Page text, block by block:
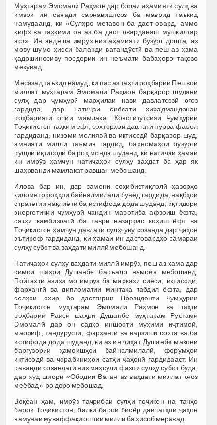
Муҳтарам Эмомалӣ Раҳмон дар бораи аҳамияти сулҳ ва
имзои ин санади сарнавиштсоз ба маврид таъкид
намудаанд, ки «Сулҳро метавон ба даст овард, аммо
ҳифз ва таҳкими он аз ба даст оварданаш мушкилтар
аст». Ин андеша имрӯз низ аҳамияти бузург дошта, аз
мову шумо ҳисси баланди ватандӯстӣ ва пеш аз ҳама
қадршиносиву посдории ин неъмати бабаҳоро тақозо
мекунад.
Месазад таъкид намуд, ки пас аз таҳти роҳбарии Пешвои
миллат муҳтарам Эмомалӣ Раҳмон барқарор шудани
сулҳ дар ҷумҳурӣ марҳилаи нави давлатсозӣ оғоз
гардида, дар натиҷаи сиёсати хирадмандонаи
роҳбарияти олии мамлакат Конститутсияи Ҷумҳурии
Тоҷикистон таҳким ёфт, сохторҳои давлатӣ пурра фаъол
гардиданд, низоми молиявӣ ва иқтисодӣ барқарор шуд,
амнияти миллӣ таъмин гардид, барномаҳои бузурги
рушди иқтисодӣ ба роҳ монда шуданд, ки натиҷаи ҳамаи
ин имрӯз ҳамчун натиҷаҳои сулҳу ваҳдат ба ҳар як
шаҳрванди мамлакат равшан мебошанд.
Илова бар ин, дар замони соҳибистиқлолӣ ҳазорҳо
километр роҳҳои байналмилалӣ бунёд гардида, нақбҳои
стратегии нақлиётӣ ба истифода дода шуданд, иқтидори
энергетикии ҷумҳурӣ чандин маротиба афзоиш ёфта,
сатҳи камбизоатӣ ба таври назаррас коҳиш ёфт ва
Тоҷикистон ҳамчун давлати сулҳҷӯву созанда дар ҷаҳон
эътироф гардиданд, ки ҳамаи ин дастовардҳо самараи
сулҳу субот ва ваҳдати миллӣ мебошанд.
Натиҷаҳои сулҳу ваҳдати миллӣ имрӯз, пеш аз ҳама дар
симои шаҳри Душанбе баръало намоён мебошанд.
Пойтахти азизи мо имрӯз ба маркази сиёсӣ, иқтисодӣ,
фарҳангӣ ва дипломатии минтақа табдил ёфта, дар
солҳои охир бо дастгирии Президенти Ҷумҳурии
Тоҷикистон муҳтарам Эмомалӣ Раҳмон ва таҳти
роҳбарии Раиси шаҳри Душанбе муҳтарам Рустами
Эмомалӣ дар он садҳо иншооти муҳими иҷтимоӣ,
маориф, тандурустӣ, фарҳангӣ ва варзишӣ сохта ва ба
истифода дода шуданд, ки аз ин ҷиҳат Душанбе макони
баргузории ҳамоишҳои байналмилалӣ, форумҳои
иқтисодӣ ва чорабиниҳои сатҳи ҷаҳонӣ гардидааст. Ин
раванди созандагӣ низ маҳсули фазои сулҳу субот буда,
дар худ шиори «Ободии Ватан аз ваҳдати миллат оғоз
меёбад»-ро доро мебошад.
Воқеан ҳам, имрӯз таҷрибаи сулҳи тоҷикон на танҳо
барои Тоҷикистон, балки барои бисёр давлатҳои ҷаҳон
намунаи муваффақи оштии миллӣ ба ҳисоб меравад.